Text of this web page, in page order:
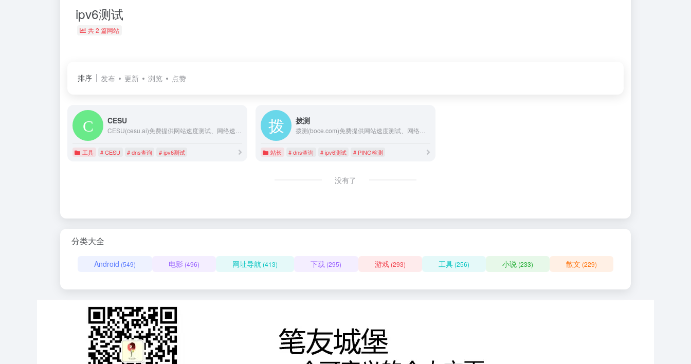
ipv6测试
共 2 篇网站
排序 发布 更新 浏览 点赞
CESU
工具 # CESU # dns查询 # ipv6测试
拨测
站长 # dns查询 # ipv6测试 # PING检测
没有了
分类大全
Android (549) 电影 (496) 网址导航 (413) 下载 (295) 游戏(293) 工具(256) 小说(233) 散文 (229)